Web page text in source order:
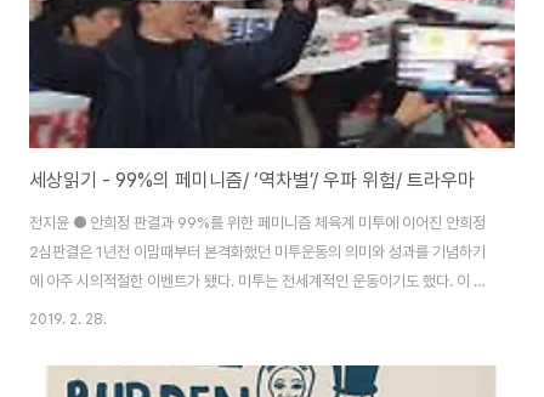
세상읽기 - 99%의 페미니즘/ ‘역차별’/ 우파 위험/ 트라우마
전지윤 ● 안희정 판결과 99%를 위한 페미니즘 체육계 미투에 이어진 안희정
2심판결은 1년전 이맘때부터 본격화했던 미투운동의 의미와 성과를 기념하기
에 아주 시의적절한 이벤트가 됐다. 미투는 전세계적인 운동이기도 했다. 이 운
동은 성폭력이 얼마나 사회 곳곳에 널리 퍼져있었는지 만이 아니라 그것에 맞
전국적 파업 물결을 주도하는 것은 전통적 산업이나 남성, 백인들이 아니다. 교
2019. 2. 28.